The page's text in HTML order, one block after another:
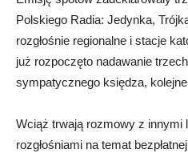
Polskiego Radia: Jedynka,
rozgłośnie regionalne i stacje
już rozpoczęto nadawanie
sympatycznego księdza,
Wciąż trwają rozmowy z innymi
rozgłośniami na temat